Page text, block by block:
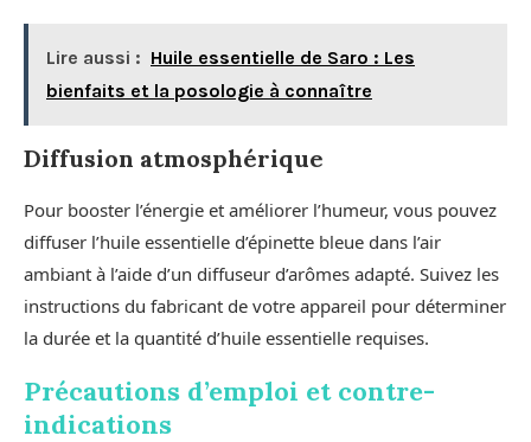
Lire aussi : Huile essentielle de Saro : Les
bienfaits et la posologie à connaître
Diffusion atmosphérique
Pour booster l’énergie et améliorer l’humeur, vous pouvez
diffuser l’huile essentielle d’épinette bleue dans l’air
ambiant à l’aide d’un diffuseur d’arômes adapté. Suivez les
instructions du fabricant de votre appareil pour déterminer
la durée et la quantité d’huile essentielle requises.
Précautions d’emploi et contre-
indications